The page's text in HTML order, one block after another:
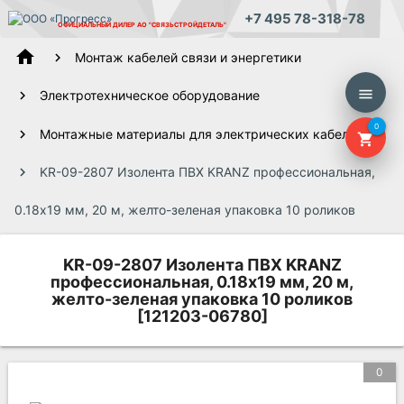
ОФИЦИАЛЬНЫЙ ДИЛЕР АО "СВЯЗЬСТРОЙДЕТАЛЬ" +7 495 78-318-78
menu
shopping_cart
0
home Монтаж кабелей связи и энергетики
Электротехническое оборудование
Монтажные материалы для электрических кабелей
KR-09-2807 Изолента ПВХ KRANZ профессиональная,
0.18х19 мм, 20 м, желто-зеленая упаковка 10 роликов
KR-09-2807 Изолента ПВХ KRANZ
профессиональная, 0.18х19 мм, 20 м,
желто-зеленая упаковка 10 роликов
[121203-06780]
0